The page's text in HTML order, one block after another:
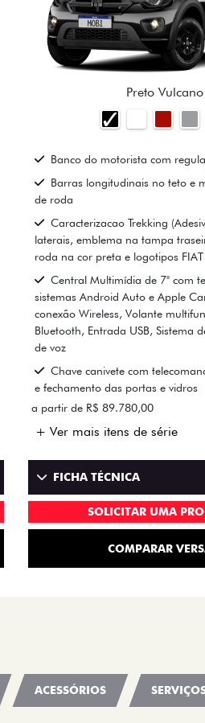
Preto Vulcano
Banco do motorista com
Barras longitudinais no teto e
de roda
Caracterizacao Trekking
laterais, emblema na tampa
roda na cor preta e logotipos FIAT
Central Multimídia de 7" com
sistemas Android Auto e Apple
conexão Wireless, Volante
Bluetooth, Entrada USB, Sistema
de voz
Chave canivete com
e fechamento das portas e vidros
a partir de R$ 89.780,00
+ Ver mais itens de série
FICHA TÉCNICA
SOLICITAR UMA
COMPARAR
ACESSÓRIOS